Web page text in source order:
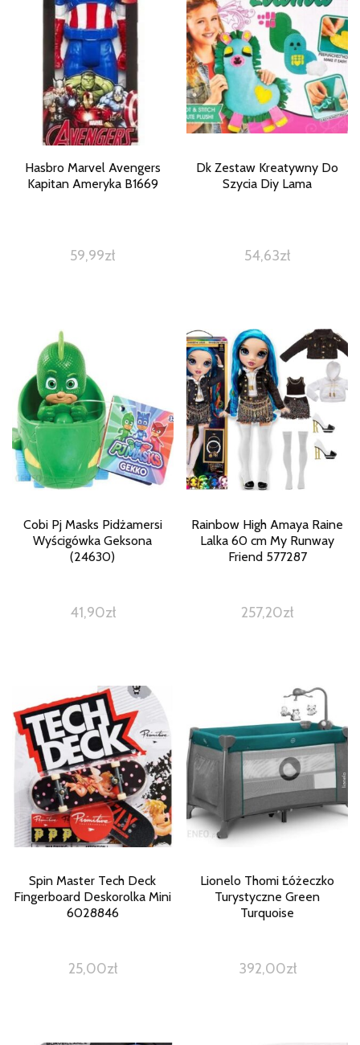
Hasbro Marvel Avengers
Kapitan Ameryka B1669
59,99zł
Dk Zestaw Kreatywny Do
Szycia Diy Lama
54,63zł
Cobi Pj Masks Pidżamersi
Wyścigówka Geksona
(24630)
41,90zł
Rainbow High Amaya Raine
Lalka 60 cm My Runway
Friend 577287
257,20zł
Spin Master Tech Deck
Fingerboard Deskorolka Mini
6028846
25,00zł
Lionelo Thomi Łóżeczko
Turystyczne Green
Turquoise
392,00zł